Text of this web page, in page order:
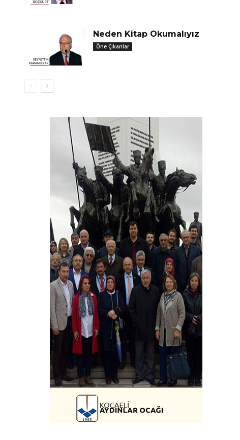
Neden Kitap Okumalıyız
Öne Çıkanlar